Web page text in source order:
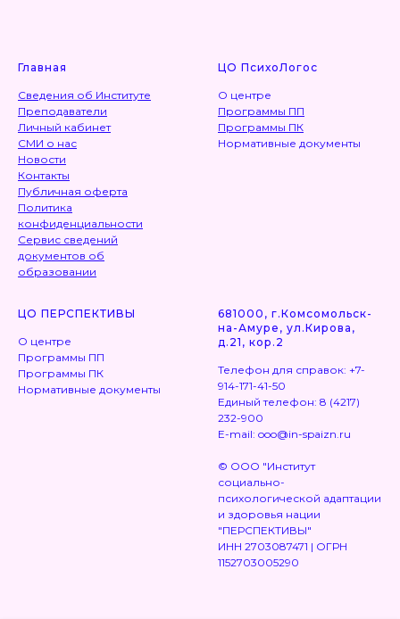
Главная
Сведения об Институте
Преподаватели
Личный кабинет
СМИ о нас
Новости
Контакты
Публичная оферта
Политика
конфиденциальности
Сервис сведений
документов об
образовании
ЦО ПсихоЛогос
О центре
Программы ПП
Программы ПК
Нормативные документы
ЦО ПЕРСПЕКТИВЫ
О центре
Программы ПП
Программы ПК
Нормативные документы
681000, г.Комсомольск-
на-Амуре, ул.Кирова,
д.21, кор.2
Телефон для справок: +7-
914-171-41-50
Единый телефон: 8 (4217)
232-900
E-mail: ooo@in-spaizn.ru
© OOO "Институт
социально-
психологической адаптации
и здоровья нации
"ПЕРСПЕКТИВЫ"
ИНН 2703087471 | ОГРН
1152703005290